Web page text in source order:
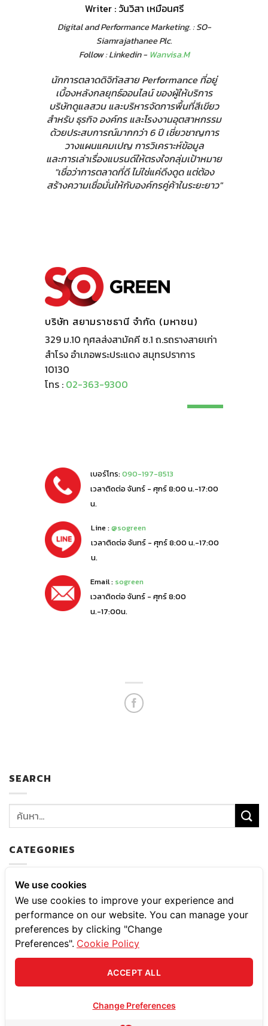
Writer : วันวิสา เหมือนศรี
Digital and Performance Marketing. : SO-
Siamrajathanee Plc.
Follow : Linkedin - Wanvisa.M
นักการตลาดดิจิทัลสาย Performance ที่อยู่
เบื้องหลังกลยุทธ์ออนไลน์ ของผู้ให้บริการ
บริษัทดูแลสวน และบริหารจัดการพื้นที่สีเขียว
สำหรับ ธุรกิจ องค์กร และโรงงานอุตสาหกรรม
ด้วยประสบการณ์มากกว่า 6 ปี เชี่ยวชาญการ
วางแผนแคมเปญ การวิเคราะห์ข้อมูล
และการเล่าเรื่องแบรนด์ให้ตรงใจกลุ่มเป้าหมาย
"เชื่อว่าการตลาดที่ดี ไม่ใช่แค่ดึงดูด แต่ต้อง
สร้างความเชื่อมั่นให้กับองค์กรคู่ค้าในระยะยาว"
บริษัท สยามราชธานี จำกัด (มหาชน)
329 ม.10 กุศลส่งสามัคคี ซ.1 ถ.รถรางสายเก่า
สำโรง อำเภอพระประแดง สมุทรปราการ
10130
โทร : 02-363-9300
เบอร์โทร:090-197-8513
เวลาติดต่อ จันทร์ - ศุกร์ 8:00 น.-17:00
น.
Line :@sogreen
เวลาติดต่อ จันทร์ - ศุกร์ 8:00 น.-17:00
น.
Email : sogreen
เวลาติดต่อ จันทร์ - ศุกร์ 8:00
น.-17:00น.
SEARCH
CATEGORIES
ความสาร และความเคลื่อนไหว
บริการ
บริการดูแลสวน
ปรึกษา ฟรี
We use cookies
We use cookies to improve your experience and
performance on our website. You can manage your
preferences by clicking "Change
Preferences". Cookie Policy
ACCEPT ALL
Change Preferences